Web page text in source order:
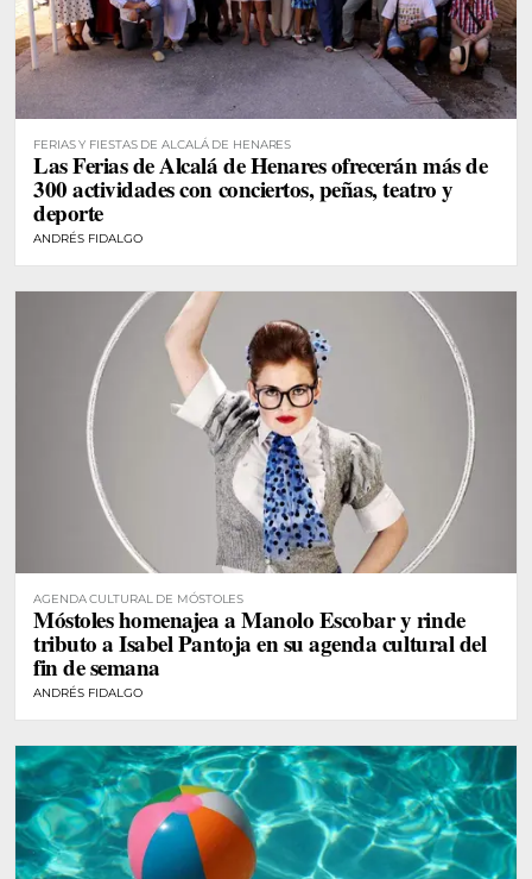
FERIAS Y FIESTAS DE ALCALÁ DE HENARES
Las Ferias de Alcalá de Henares ofrecerán más de
300 actividades con conciertos, peñas, teatro y
deporte
ANDRÉS FIDALGO
AGENDA CULTURAL DE MÓSTOLES
Móstoles homenajea a Manolo Escobar y rinde
tributo a Isabel Pantoja en su agenda cultural del
fin de semana
ANDRÉS FIDALGO